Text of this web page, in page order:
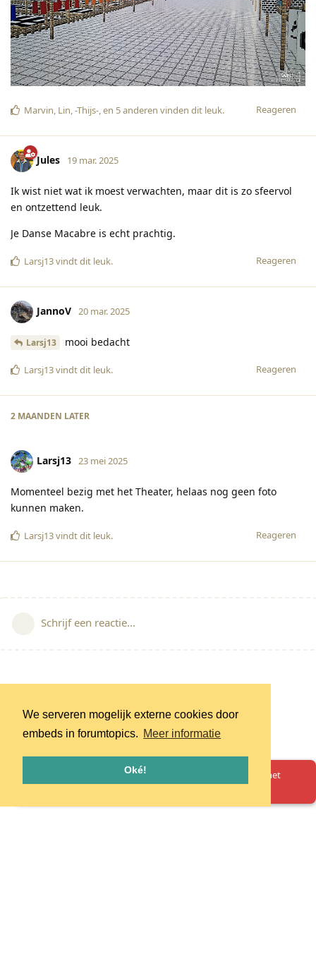
We serveren mogelijk externe cookies door
embeds in forumtopics. Meer informatie
Oké!
Reageren
Marvin, Lin,-Thijs-, en 5anderen vinden dit leuk.
Jules 19 mar. 2025
Ik wist niet wat ik moest verwachten, maar dit is zo sfeervol
en ontzettend leuk.
Je Danse Macabre is echt prachtig.
Reageren
Larsj13vindt dit leuk.
JannoV 20 mar. 2025
Larsj13 mooi bedacht
Reageren
Larsj13vindt dit leuk.
2 MAANDEN LATER
Larsj13 23 mei 2025
Momenteel bezig met het Theater, helaas nog geen foto
kunnen maken.
Reageren
Larsj13vindt dit leuk.
Schrijf een reactie...
Oeps! Er is iets misgegaan. Herlaad de pagina en probeer het
opnieuw.